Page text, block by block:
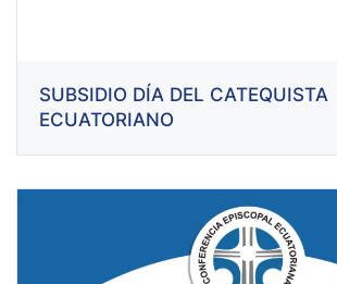
SUBSIDIO DÍA DEL CATEQUISTA
ECUATORIANO